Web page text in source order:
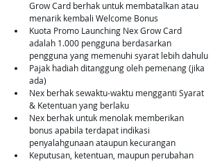
Grow Card berhak untuk membatalkan atau
menarik kembali Welcome Bonus
Kuota Promo Launching Nex Grow Card
adalah 1.000 pengguna berdasarkan
pengguna yang memenuhi syarat lebih dahulu
Pajak hadiah ditanggung oleh pemenang (jika
ada)
Nex berhak sewaktu-waktu mengganti Syarat
& Ketentuan yang berlaku
Nex berhak untuk menolak memberikan
bonus apabila terdapat indikasi
penyalahgunaan ataupun kecurangan
Keputusan, ketentuan, maupun perubahan